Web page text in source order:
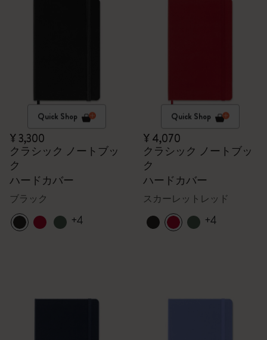
Quick Shop
¥ 3,300
クラシック ノートブッ
ク
ハードカバー
ブラック
+4
Quick Shop
¥ 4,070
クラシック ノートブッ
ク
ハードカバー
スカーレットレッド
+4